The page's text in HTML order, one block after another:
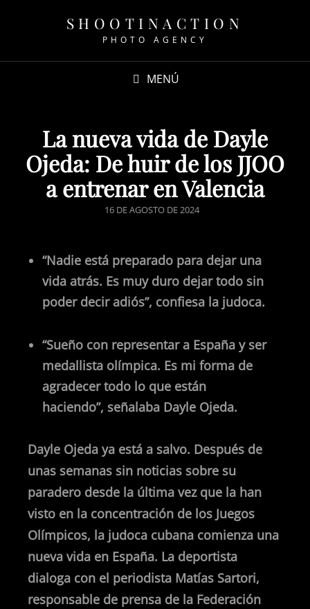
SHOOTINACTION
PHOTO AGENCY
MENÚ
La nueva vida de Dayle
Ojeda: De huir de los JJOO
a entrenar en Valencia
16 DE AGOSTO DE 2024
“Nadie está preparado para dejar una
vida atrás. Es muy duro dejar todo sin
poder decir adiós”, confiesa la judoca.
“Sueño con representar a España y ser
medallista olímpica. Es mi forma de
agradecer todo lo que están
haciendo”, señalaba Dayle Ojeda.
Dayle Ojeda ya está a salvo. Después de
unas semanas sin noticias sobre su
paradero desde la última vez que la han
visto en la concentración de los Juegos
Olímpicos, la judoca cubana comienza una
nueva vida en España. La deportista
dialoga con el periodista Matías Sartori,
responsable de prensa de la Federación